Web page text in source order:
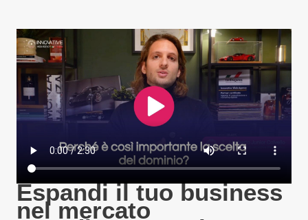
Espandi il tuo business
nel mercato